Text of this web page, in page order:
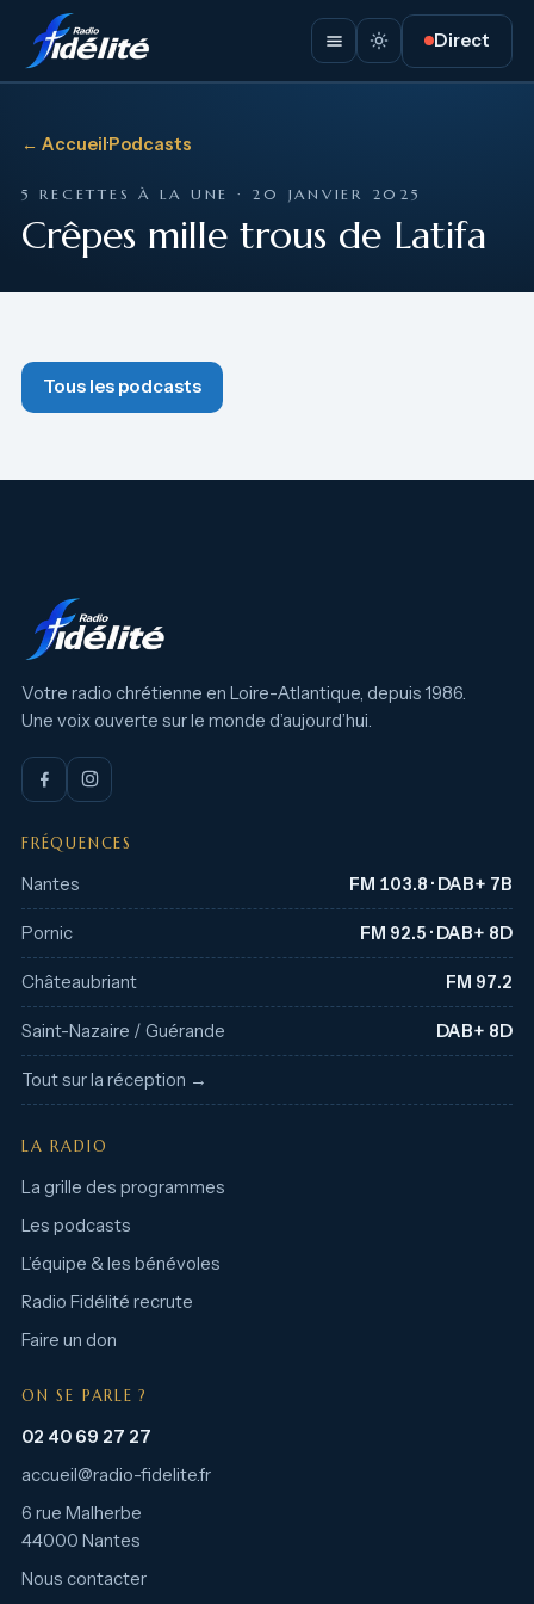
Direct
← Accueil·Podcasts
5 RECETTES À LA UNE · 20 JANVIER 2025
Crêpes mille trous de Latifa
Tous les podcasts
Votre radio chrétienne en Loire-Atlantique, depuis 1986.
Une voix ouverte sur le monde d’aujourd’hui.
FRÉQUENCES
Nantes FM 103.8 · DAB+ 7B
Pornic FM 92.5 · DAB+ 8D
Châteaubriant FM 97.2
Saint-Nazaire / Guérande DAB+ 8D
Tout sur la réception →
LA RADIO
La grille des programmes
Les podcasts
L’équipe & les bénévoles
Radio Fidélité recrute
Faire un don
ON SE PARLE ?
02 40 69 27 27
accueil@radio-fidelite.fr
6 rue Malherbe
44000 Nantes
Nous contacter